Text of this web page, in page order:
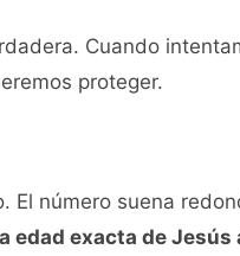
Cuando
proteger.
El número suena
edad exacta de Jesús